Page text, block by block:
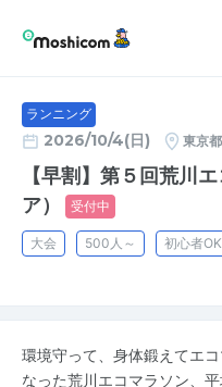
ランニング
2026/10/4(日) 東京
【早割】第５回荒川
ア）
受付中
大会 500人～ 初心者OK
環境守って、身体鍛えてエ
なった荒川エコマラソン、